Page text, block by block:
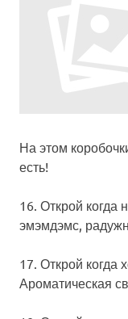
На этом
есть!
16. Открой когда
эмэмдэмс,
17. Открой когда
Ароматическая